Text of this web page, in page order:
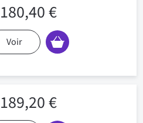
180,40 €
Voir
189,20 €